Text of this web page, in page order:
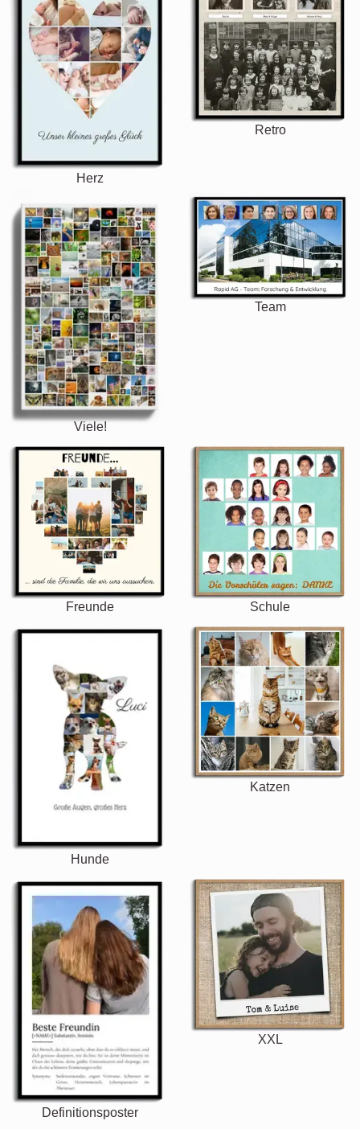
Herz
Retro
Viele!
Team
Freunde Schule
Hunde
Katzen
Definitionsposter
XXL